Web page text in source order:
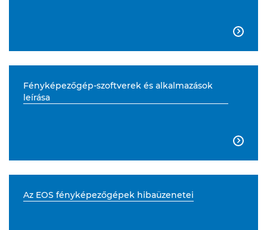

Fényképezőgép-szoftverek és alkalmazások
leírása

Az EOS fényképezőgépek hibaüzenetei